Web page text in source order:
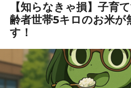
【知らなきゃ損】子育
齢者世帯5キロのお米が
す！